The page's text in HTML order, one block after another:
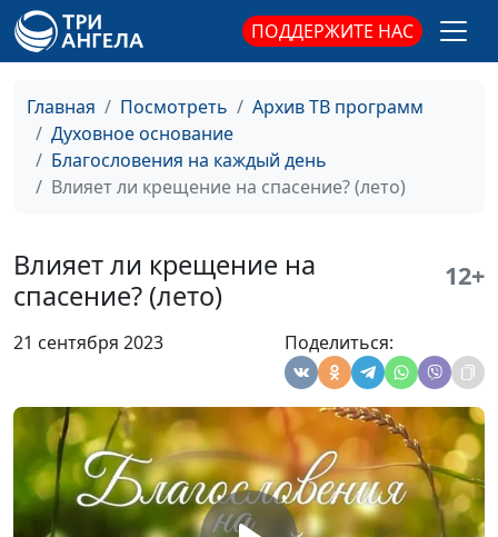
ПОДДЕРЖИТЕ НАС
Главная Посмотреть
Архив ТВ программ
Духовное основание
Благословения на каждый день
Влияет ли крещение на спасение? (лето)
Влияет ли крещение на
спасение? (лето)
12+
21 сентября 2023 Поделиться:
жизни (весна)
священнослужитель
Доброе имя (осень)
Андрей Качалаба,
#724
Доброе имя (лето)
священнослужитель
Доброе имя (весна)
Андрей Качалаба,
#721
От всех ли грехов
Андрей Качалаба,
священнослужитель
#720
От всех ли грехов
очищает Бог? (лето)
Андрей Качалаба,
священнослужитель
#719
От всех ли грехов
очищает Бог? (зима)
Андрей Качалаба,
священнослужитель
#718